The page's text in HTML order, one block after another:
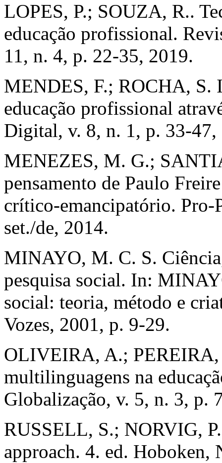
LOPES, P.; SOUZA, R..
educação profissional.
11, n. 4, p. 22-35, 2019.
MENDES, F.; ROCHA, S.
educação profissional
Digital, v. 8, n. 1, p. 33-47,
MENEZES, M. G.;
pensamento de Paulo
crítico-emancipatório. Pro-
set./de, 2014.
MINAYO, M. C. S.
pesquisa social. In:
social: teoria, método e
Vozes, 2001, p. 9-29.
OLIVEIRA, A.; PEREIRA,
multilinguagens na
Globalização, v. 5, n. 3, p.
RUSSELL, S.; NORVIG,
approach. 4. ed. Hoboken,